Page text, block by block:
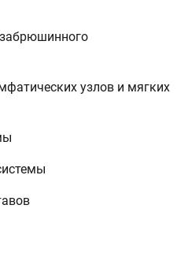
узлов и мягких